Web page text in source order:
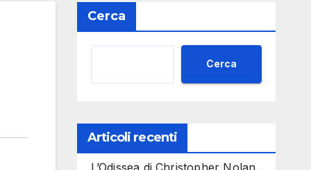
Cerca
Cerca
Articoli recenti
L’Odissea di Christopher Nolan,